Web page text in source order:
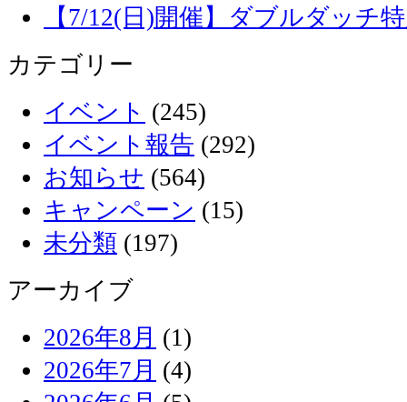
【7/12(日)開催】ダブルダッチ
カテゴリー
イベント (245)
イベント報告 (292)
お知らせ (564)
キャンペーン (15)
未分類 (197)
アーカイブ
2026年8月 (1)
2026年7月 (4)